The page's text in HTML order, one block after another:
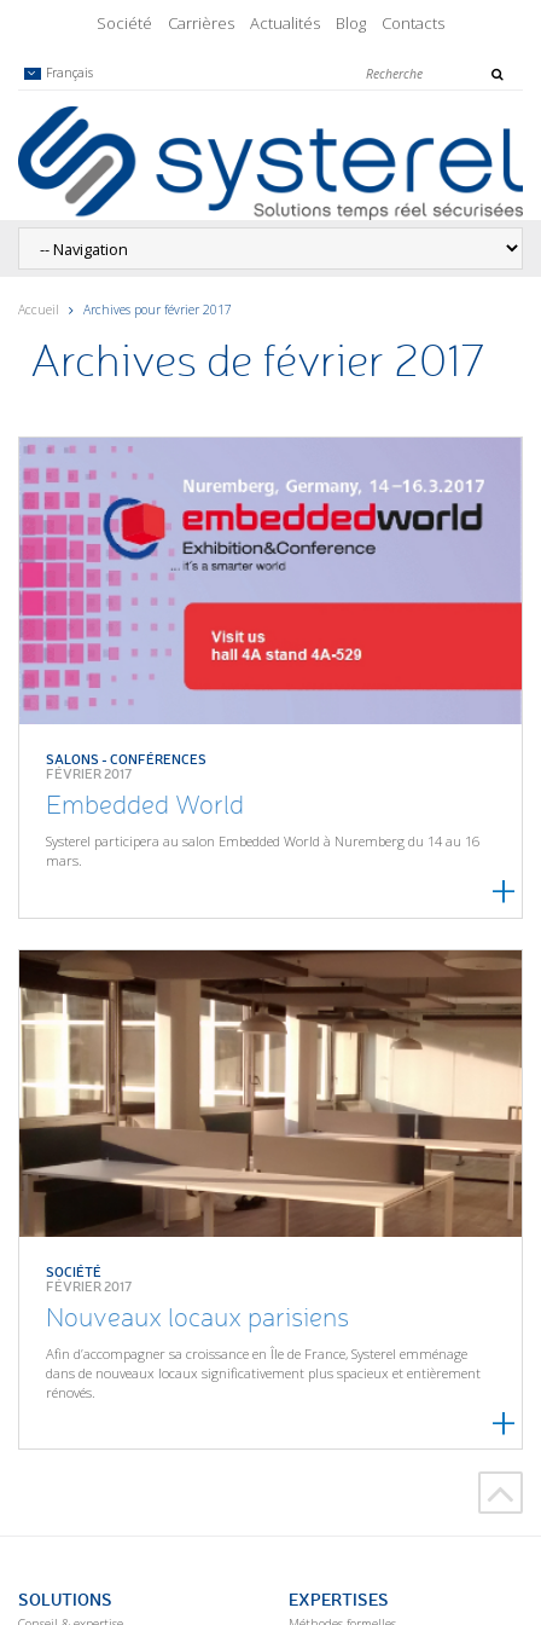
Société Carrières Actualités Blog Contacts
Français
Accueil Archives pour février 2017
Archives de février 2017
SALONS - CONFÉRENCES
FÉVRIER 2017
Embedded World
Systerel participera au salon Embedded World à Nuremberg du 14 au 16
mars.
SOCIÉTÉ
FÉVRIER 2017
Nouveaux locaux parisiens
Afin d’accompagner sa croissance en Île de France, Systerel emménage
dans de nouveaux locaux significativement plus spacieux et entièrement
rénovés.
SOLUTIONS EXPERTISES